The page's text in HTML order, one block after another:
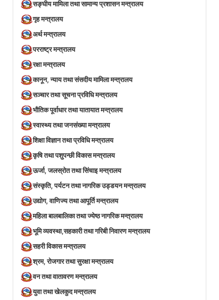
सङ्घीय मामिला तथा सामान्य प्रशासन मन्त्रालय
गृह मन्त्रालय
अर्थ मन्त्रालय
परराष्ट्र मन्त्रालय
रक्षा मन्त्रालय
कानून, न्याय तथा संसदीय मामिला मन्त्रालय
सञ्‍चार तथा सूचना प्रविधि मन्त्रालय
भौतिक पूर्वाधार तथा यातायात मन्त्रालय
स्वास्थ्य तथा जनसंख्या मन्त्रालय
शिक्षा विज्ञान तथा प्रविधि मन्त्रालय
कृषि तथा पशुपन्छी विकास मन्त्रालय
ऊर्जा, जलस्रोत तथा सिंचाइ मन्त्रालय
संस्कृति, पर्यटन तथा नागरिक उड्डयन मन्त्रालय
उद्योग, वाणिज्य तथा आपूर्ति मन्त्रालय
महिला बालबालिका तथा ज्येष्ठ नागरिक मन्त्रालय
भूमि व्यवस्था,सहकारी तथा गरिबी निवारण मन्त्रालय
सहरी विकास मन्त्रालय
श्रम, रोजगार तथा सुरक्षा मन्त्रालय
वन तथा वातावरण मन्त्रालय
युवा तथा खेलकुद मन्त्रालय